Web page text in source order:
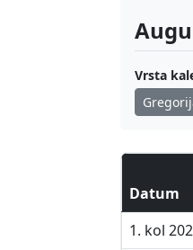
Vrsta
Datum
1. kol